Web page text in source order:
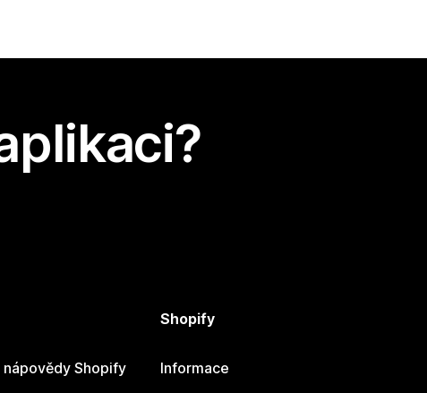
nápovědy Shopify
Shopify
Informace